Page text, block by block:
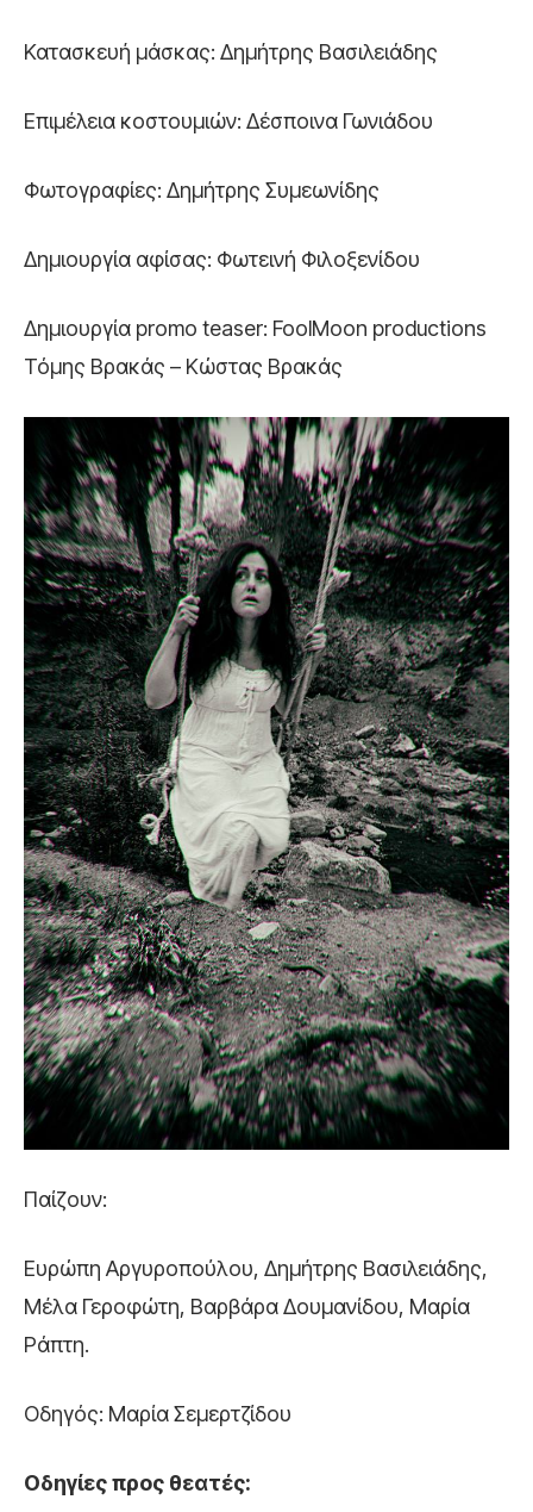
Κατασκευή μάσκας: Δημήτρης Βασιλειάδης
Επιμέλεια κοστουμιών: Δέσποινα Γωνιάδου
Φωτογραφίες: Δημήτρης Συμεωνίδης
Δημιουργία αφίσας: Φωτεινή Φιλοξενίδου
Δημιουργία promo teaser: FoolMoon productions
Τόμης Βρακάς – Κώστας Βρακάς
Παίζουν:
Ευρώπη Αργυροπούλου, Δημήτρης Βασιλειάδης,
Μέλα Γεροφώτη, Βαρβάρα Δουμανίδου, Μαρία
Ράπτη.
Οδηγός: Μαρία Σεμερτζίδου
Οδηγίες προς θεατές: